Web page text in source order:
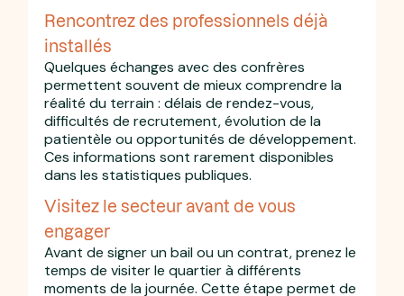
Rencontrez des professionnels déjà
installés
Quelques échanges avec des confrères
permettent souvent de mieux comprendre la
réalité du terrain : délais de rendez-vous,
difficultés de recrutement, évolution de la
patientèle ou opportunités de développement.
Ces informations sont rarement disponibles
dans les statistiques publiques.
Visitez le secteur avant de vous
engager
Avant de signer un bail ou un contrat, prenez le
temps de visiter le quartier à différents
moments de la journée. Cette étape permet de